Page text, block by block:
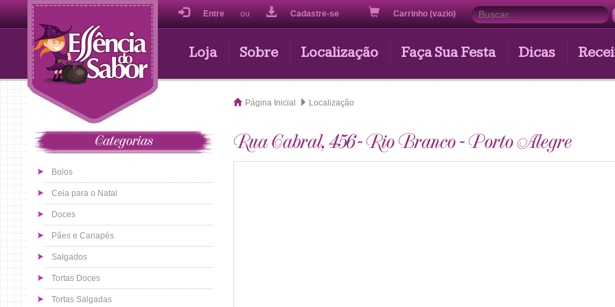
Entre ou Cadastre-se Carrinho (vazio)
Loja Sobre Localização Faça Sua Festa Dicas
Categorias
Bolos
Ceia para o Natal
Doces
Pães e Canapés
Salgados
Tortas Doces
Tortas Salgadas
Página Inicial Localização
Rua Cabral, 456 - Rio Branco - Porto Alegre